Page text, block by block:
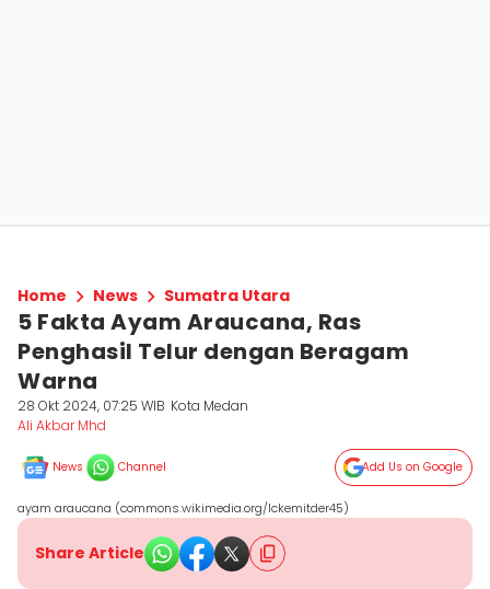
Home News Sumatra Utara
5 Fakta Ayam Araucana, Ras
Penghasil Telur dengan Beragam
Warna
28 Okt 2024, 07:25 WIB Kota Medan
Ali Akbar Mhd
News Channel Add Us on Google
ayam araucana (commons.wikimedia.org/Ickemitder45)
Share Article